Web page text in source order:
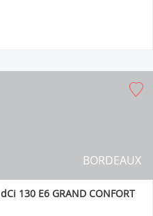
BORDEAUX
130 E6 GRAND CONFORT